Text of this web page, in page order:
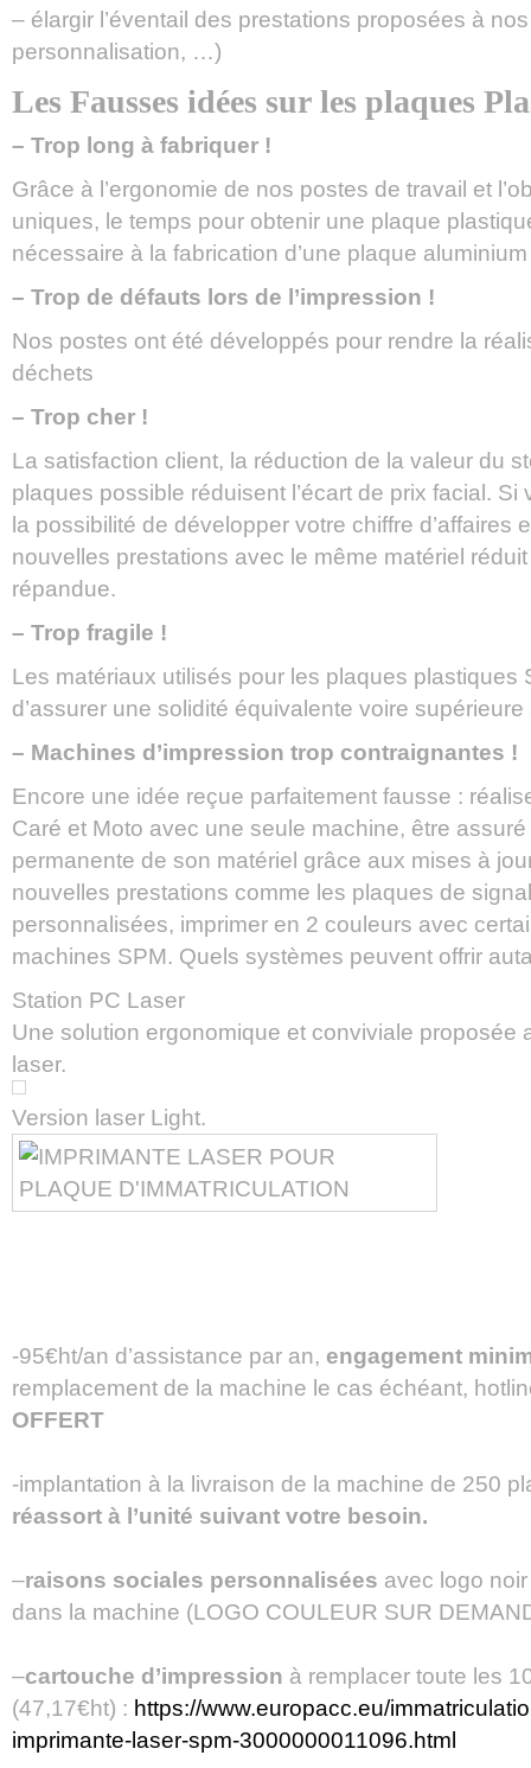
– élargir l’éventail des prestations proposées à
personnalisation, …)
Les Fausses idées sur les plaques
– Trop long à fabriquer !
Grâce à l’ergonomie de nos postes de travail et
uniques, le temps pour obtenir une plaque
nécessaire à la fabrication d’une plaque aluminium
– Trop de défauts lors de l’impression !
Nos postes ont été développés pour rendre la
déchets
– Trop cher !
La satisfaction client, la réduction de la valeur du
plaques possible réduisent l’écart de prix facial.
la possibilité de développer votre chiffre d’affaires
nouvelles prestations avec le même matériel
répandue.
– Trop fragile !
Les matériaux utilisés pour les plaques plastiques
d’assurer une solidité équivalente voire
– Machines d’impression trop contraignantes !
Encore une idée reçue parfaitement fausse :
Caré et Moto avec une seule machine, être assuré
permanente de son matériel grâce aux mises à
nouvelles prestations comme les plaques de
personnalisées, imprimer en 2 couleurs avec
machines SPM. Quels systèmes peuvent offrir
Station PC Laser
Une solution ergonomique et conviviale proposée
laser.
Version laser Light.
-95€ht/an d’assistance par an, engagement
remplacement de la machine le cas échéant,
OFFERT
-implantation à la livraison de la machine de 250
réassort à l’unité suivant votre besoin.
–raisons sociales personnalisées avec logo
dans la machine (LOGO COULEUR SUR
–cartouche d’impression à remplacer toute les
(47,17€ht) : https://www.europacc.eu/
imprimante-laser-spm-3000000011096.html